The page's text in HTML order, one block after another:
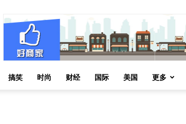
搞笑 时尚 财经 国际 美国 更多